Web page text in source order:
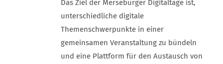
Das Ziel der Merseburger Digitaltage ist,
unterschiedliche digitale
Themenschwerpunkte in einer
gemeinsamen Veranstaltung zu bündeln
und eine Plattform für den Austausch von